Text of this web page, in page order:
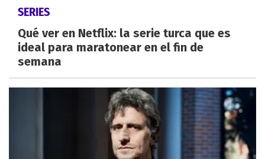
SERIES
Qué ver en Netflix: la serie turca que es
ideal para maratonear en el fin de
semana